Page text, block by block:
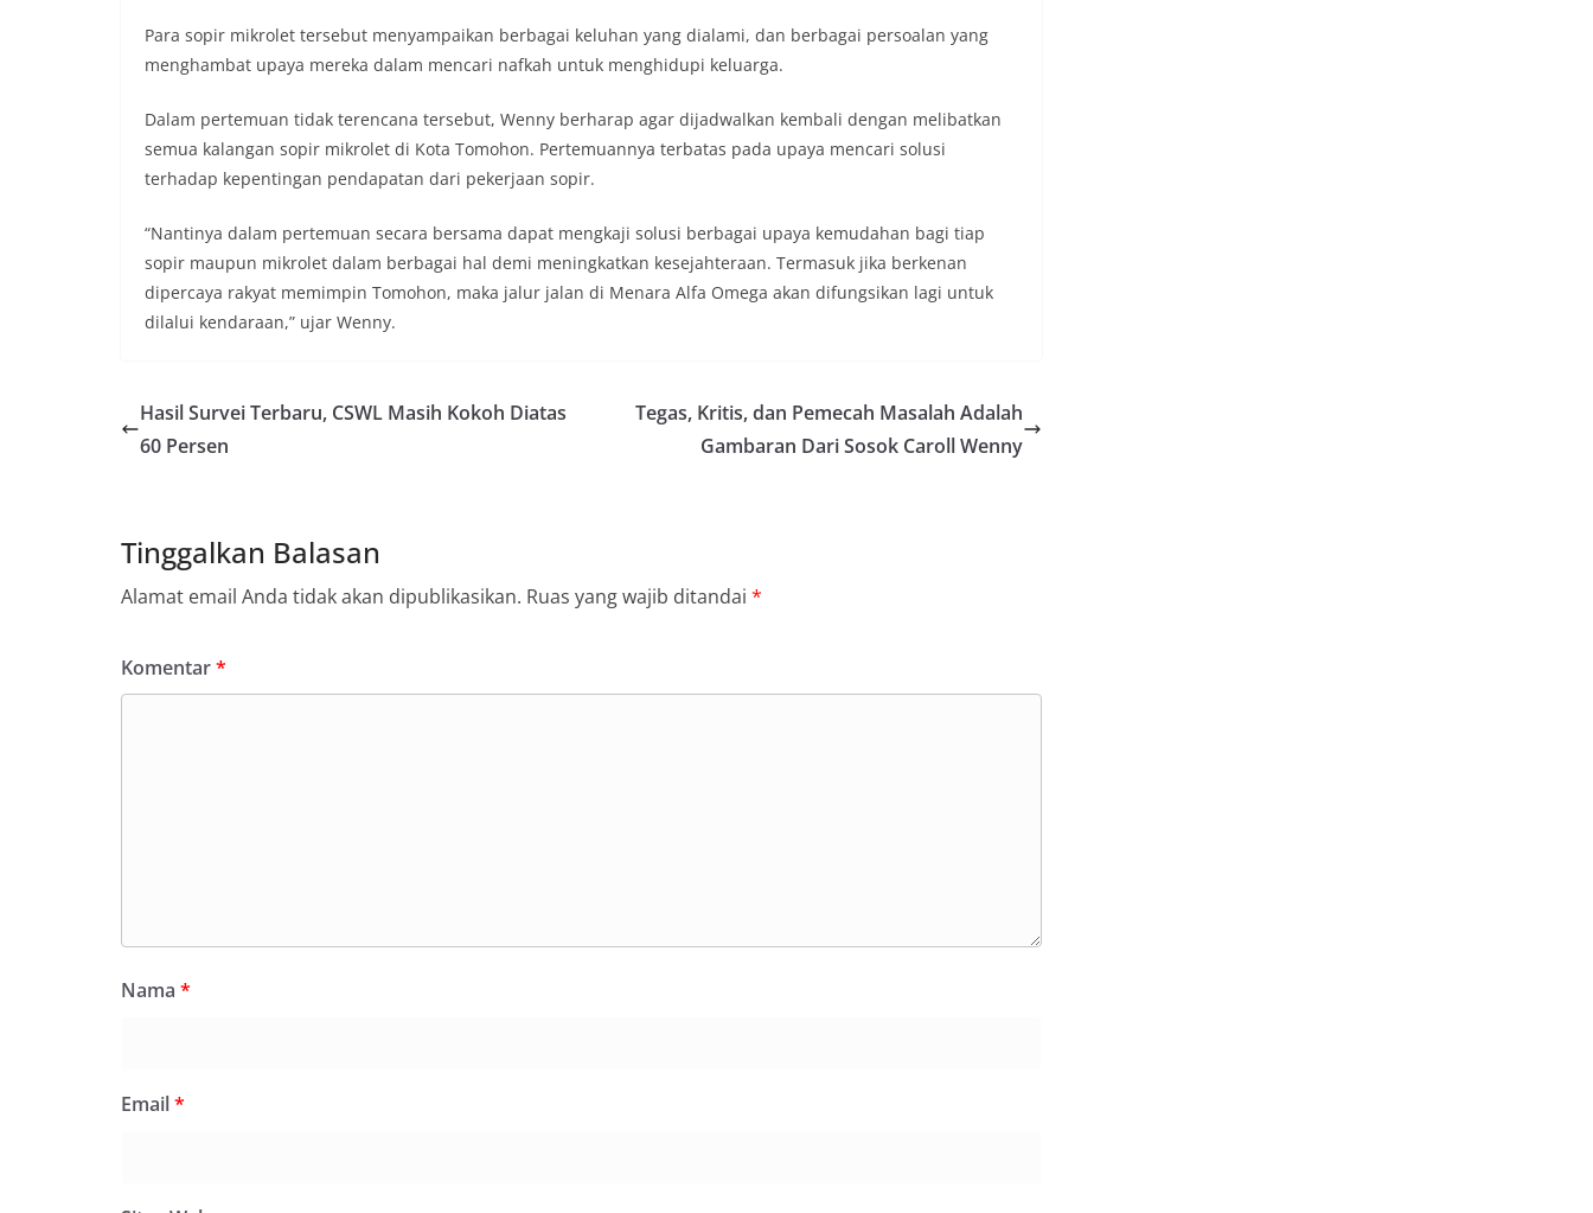
Para sopir mikrolet tersebut menyampaikan berbagai keluhan yang dialami, dan berbagai persoalan yang
menghambat upaya mereka dalam mencari nafkah untuk menghidupi keluarga.
Dalam pertemuan tidak terencana tersebut, Wenny berharap agar dijadwalkan kembali dengan melibatkan
semua kalangan sopir mikrolet di Kota Tomohon. Pertemuannya terbatas pada upaya mencari solusi
terhadap kepentingan pendapatan dari pekerjaan sopir.
“Nantinya dalam pertemuan secara bersama dapat mengkaji solusi berbagai upaya kemudahan bagi tiap
sopir maupun mikrolet dalam berbagai hal demi meningkatkan kesejahteraan. Termasuk jika berkenan
dipercaya rakyat memimpin Tomohon, maka jalur jalan di Menara Alfa Omega akan difungsikan lagi untuk
dilalui kendaraan,” ujar Wenny.
Hasil Survei Terbaru, CSWL Masih Kokoh Diatas
60 Persen
Tegas, Kritis, dan Pemecah Masalah Adalah
Gambaran Dari Sosok Caroll Wenny
Tinggalkan Balasan
Alamat email Anda tidak akan dipublikasikan. Ruas yang wajib ditandai *
Komentar*
Nama *
Email*